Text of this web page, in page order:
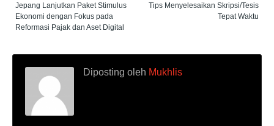
Tips Menyelesaikan Skripsi/Tesis
Tepat Waktu
Jepang Lanjutkan Paket Stimulus
Ekonomi dengan Fokus pada
Reformasi Pajak dan Aset Digital
Diposting oleh Mukhlis